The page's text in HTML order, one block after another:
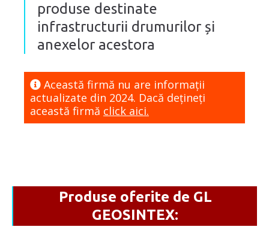
produse destinate
infrastructurii drumurilor și
anexelor acestora
Această firmă nu are informaţii
actualizate din 2024. Dacă dețineți
această firmă click aici.
Produse oferite de GL
GEOSINTEX: